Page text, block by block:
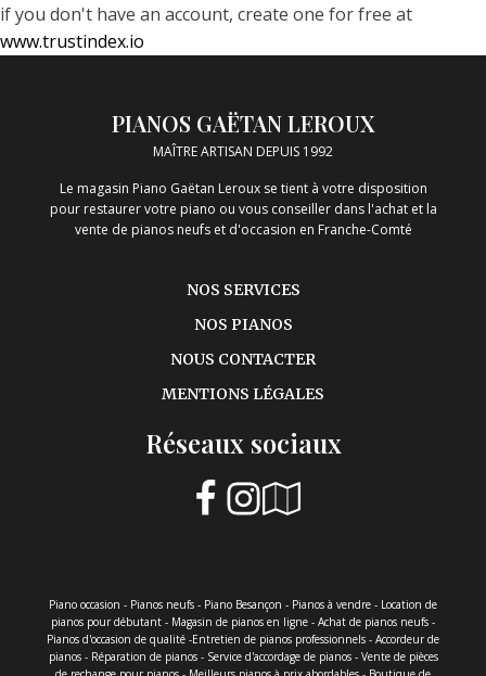
if you don't have an account, create one for free at
www.trustindex.io
PIANOS GAËTAN LEROUX
MAÎTRE ARTISAN DEPUIS 1992
Le magasin Piano Gaëtan Leroux se tient à votre disposition
pour restaurer votre piano ou vous conseiller dans l'achat et la
vente de pianos neufs et d'occasion en Franche-Comté
NOS SERVICES
NOS PIANOS
NOUS CONTACTER
MENTIONS LÉGALES
Réseaux sociaux
Piano occasion - Pianos neufs - Piano Besançon - Pianos à vendre - Location de
pianos pour débutant - Magasin de pianos en ligne - Achat de pianos neufs -
Pianos d'occasion de qualité -Entretien de pianos professionnels - Accordeur de
pianos - Réparation de pianos - Service d'accordage de pianos - Vente de pièces